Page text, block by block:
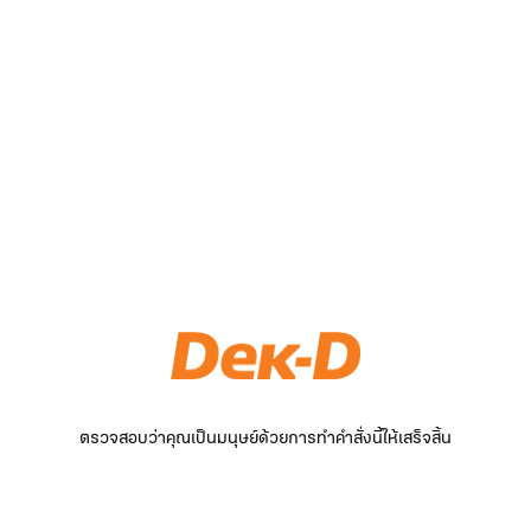
ตรวจสอบว่าคุณเป็นมนุษย์ด้วยการทำคำสั่งนี้ให้เสร็จสิ้น